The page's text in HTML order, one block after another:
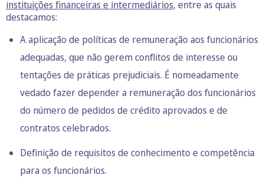
instituições financeiras e intermediários, entre as quais
destacamos:
A aplicação de políticas de remuneração aos funcionários
adequadas, que não gerem conflitos de interesse ou
tentações de práticas prejudiciais. É nomeadamente
vedado fazer depender a remuneração dos funcionários
do número de pedidos de crédito aprovados e de
contratos celebrados.
Definição de requisitos de conhecimento e competência
para os funcionários.